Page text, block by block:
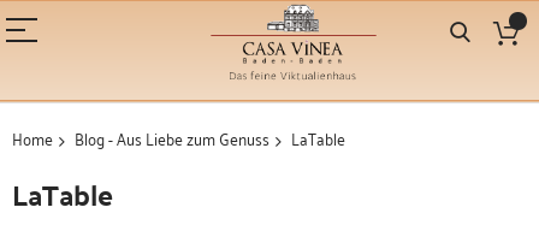
Home Blog - Aus Liebe zum Genuss LaTable
LaTable